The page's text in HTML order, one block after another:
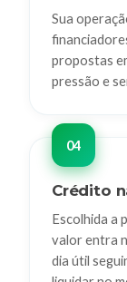
Sua
propostas
pressão e
Crédito
Escolhida a
valor entra
dia útil